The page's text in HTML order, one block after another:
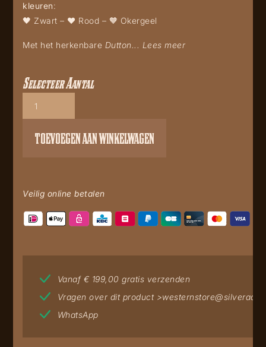
kleuren:
🖤 Zwart – ❤️ Rood – 🧡 Okergeel
Met het herkenbare Dutton... Lees meer
Bandana
aantal
Selecteer Aantal
TOEVOEGEN AAN WINKELWAGEN
Veilig online betalen
Vanaf € 199,00 gratis verzenden
Vragen over dit product >
WhatsApp